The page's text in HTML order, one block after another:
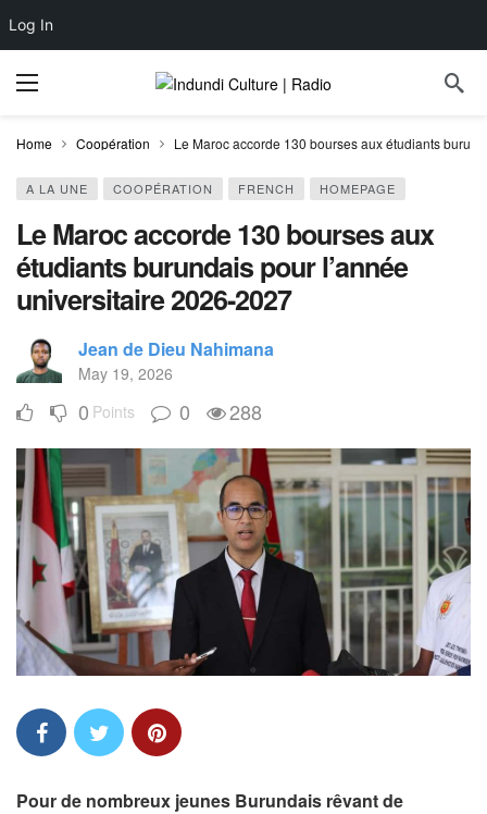
Log In
Home Coopération Le Maroc accorde 130 bourses aux étudiants
A LA UNE COOPÉRATION FRENCH HOMEPAGE
Le Maroc accorde 130 bourses aux
étudiants burundais pour l’année
universitaire 2026-2027
Jean de Dieu Nahimana
May 19, 2026
0 Points 0 288
Pour de nombreux jeunes Burundais rêvant de